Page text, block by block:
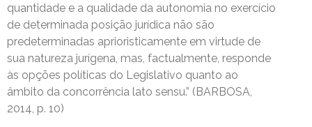
quantidade e a qualidade da autonomia no exercício
de determinada posição jurídica não são
predeterminadas aprioristicamente em virtude de
sua natureza jurígena, mas, factualmente, responde
às opções políticas do Legislativo quanto ao
âmbito da concorrência lato sensu.” (BARBOSA,
2014, p. 10)